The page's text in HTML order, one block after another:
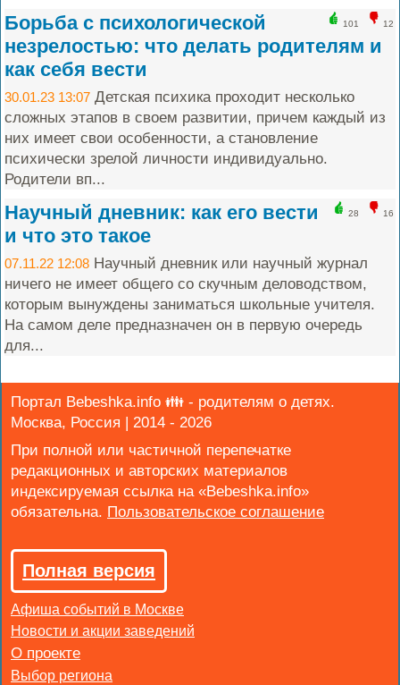
101 12
Борьба с психологической
незрелостью: что делать родителям и
как себя вести
30.01.23 13:07 Детская психика проходит несколько
сложных этапов в своем развитии, причем каждый из
них имеет свои особенности, а становление
психически зрелой личности индивидуально.
Родители вп...
28 16
Научный дневник: как его вести
и что это такое
07.11.22 12:08 Научный дневник или научный журнал
ничего не имеет общего со скучным деловодством,
которым вынуждены заниматься школьные учителя.
На самом деле предназначен он в первую очередь
для...
Портал Bebeshka.info 👪 - родителям о детях.
Москва, Россия | 2014 - 2026
При полной или частичной перепечатке
редакционных и авторских материалов
индексируемая ссылка на «Bebeshka.info»
обязательна.
Полная версия
Афиша событий в Москве
Новости и акции заведений
Выбор региона